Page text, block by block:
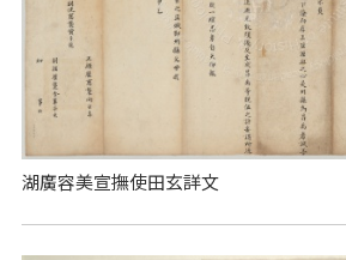
湖廣容美宣撫使田玄詳文